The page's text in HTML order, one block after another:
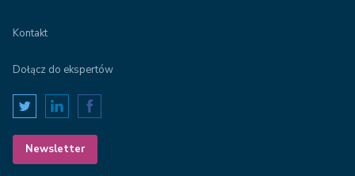
Kontakt
Dołącz do ekspertów
Newsletter